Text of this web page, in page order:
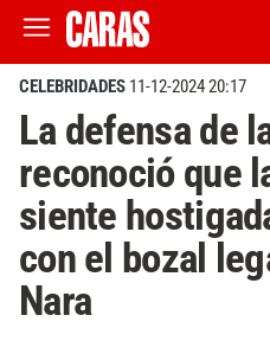
CELEBRIDADES 11-12-2024 20:17
La defensa de
reconoció que
siente
con el bozal
Nara